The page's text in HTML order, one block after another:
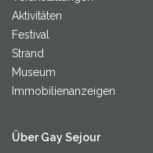
Aktivitäten
Festival
Strand
Museum
Immobilienanzeigen
Über Gay Sejour